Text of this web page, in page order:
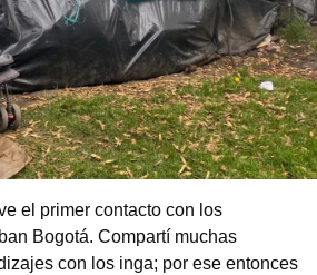
el primer contacto con los
Bogotá. Compartí muchas
con los inga; por ese entonces